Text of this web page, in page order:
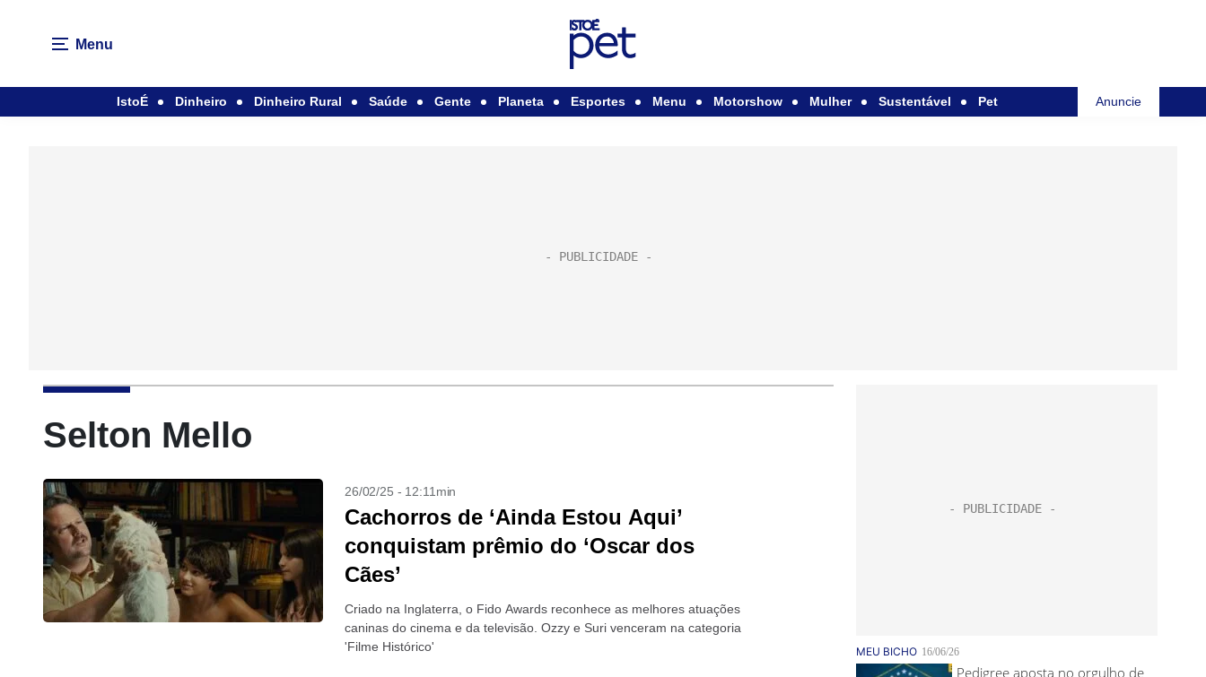
Menu
IstoÉ Dinheiro Dinheiro Rural Saúde Gente Planeta Esportes Menu Motorshow Mulher Sustentável Pet Anuncie
Selton Mello
26/02/25 - 12:11min
Cachorros de ‘Ainda Estou Aqui’
conquistam prêmio do ‘Oscar dos
Cães’
Criado na Inglaterra, o Fido Awards reconhece as melhores atuações
caninas do cinema e da televisão. Ozzy e Suri venceram na categoria
'Filme Histórico'